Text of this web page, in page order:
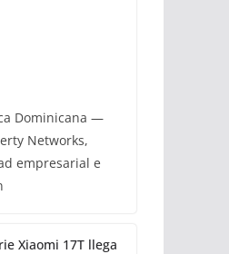
Dominicana —
Networks,
empresarial e
Xiaomi 17T llega